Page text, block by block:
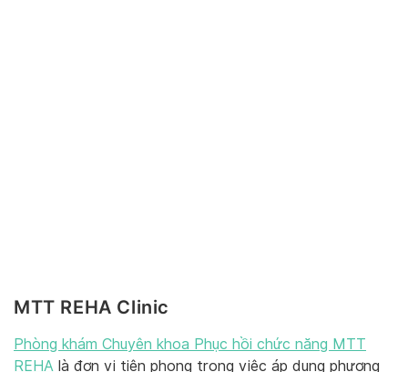
MTT REHA Clinic
Phòng khám Chuyên khoa Phục hồi chức năng MTT
REHA là đơn vị tiên phong trong việc áp dụng phương